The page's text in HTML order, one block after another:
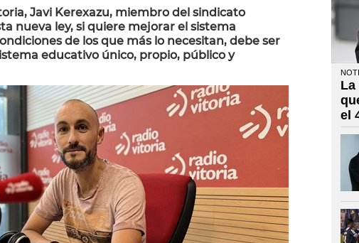
Javi Kerexazu, miembro del sindicato
nueva ley, si quiere mejorar el sistema
de los que más lo necesitan, debe ser
educativo único, propio, público y
La
el